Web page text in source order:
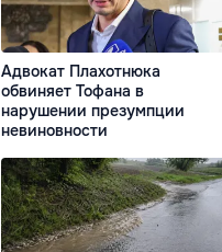
Адвокат Плахотнюка
обвиняет Тофана в
нарушении презумпции
невиновности